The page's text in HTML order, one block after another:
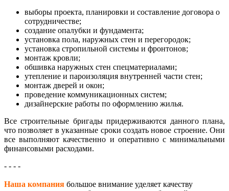
выборы проекта, планировки и составление договора о
сотрудничестве;
создание опалубки и фундамента;
установка пола, наружных стен и перегородок;
установка стропильной системы и фронтонов;
монтаж кровли;
обшивка наружных стен спецматериалами;
утепление и пароизоляция внутренней части стен;
монтаж дверей и окон;
проведение коммуникационных систем;
дизайнерские работы по оформлению жилья.
Все строительные бригады придерживаются данного плана,
что позволяет в указанные сроки создать новое строение. Они
все выполняют качественно и оперативно с минимальными
финансовыми расходами.
- - - -
Наша компания большое внимание уделяет качеству